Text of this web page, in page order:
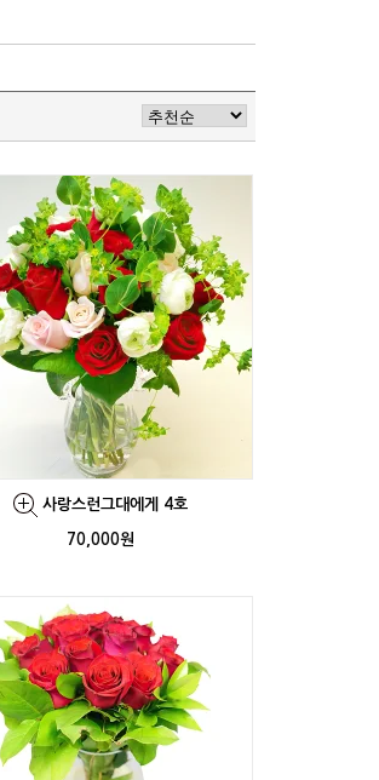
사랑스런그대에게 4호
70,000원